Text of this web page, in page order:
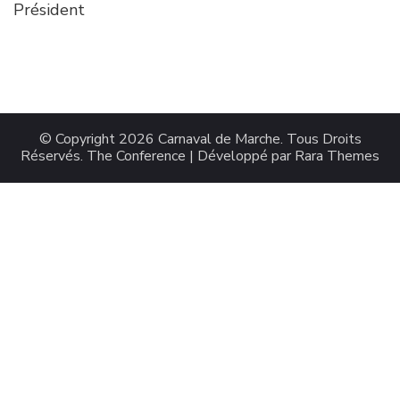
Président
© Copyright 2026 Carnaval de Marche. Tous Droits
Réservés. The Conference | Développé par Rara Themes